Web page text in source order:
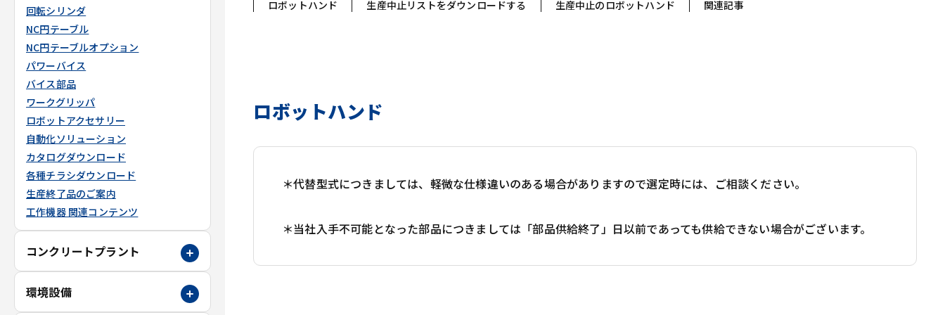
回転シリンダ
NC円テーブル
NC円テーブルオプション
パワーバイス
バイス部品
ワークグリッパ
ロボットアクセサリー
自動化ソリューション
カタログダウンロード
各種チラシダウンロード
生産終了品のご案内
工作機器 関連コンテンツ
コンクリートプラント
環境設備
ロボットハンド 生産中止リストをダウンロードする 生産中止のロボットハンド 関連記事
ロボットハンド
＊代替型式につきましては、軽微な仕様違いのある場合がありますので選定時には、ご相談ください。
＊当社入手不可能となった部品につきましては「部品供給終了」日以前であっても供給できない場合がございます。